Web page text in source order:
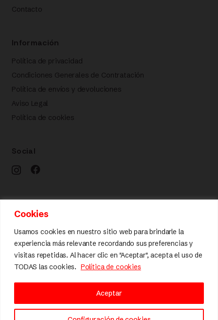
Cookies
Usamos cookies en nuestro sitio web para brindarle la
experiencia más relevante recordando sus preferencias y
visitas repetidas. Al hacer clic en "Aceptar", acepta el uso de
TODAS las cookies. Política de cookies
Aceptar
Contacto
Información
Política de privacidad
Condiciones Generales de Contratación
Política de envíos y devoluciones
Aviso Legal
Política de cookies
Social